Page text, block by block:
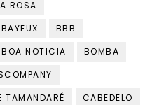
ROSA
BAYEUX
BBB
BOA NOTICIA
BOMBA
TAMANDARÉ
CABEDELO